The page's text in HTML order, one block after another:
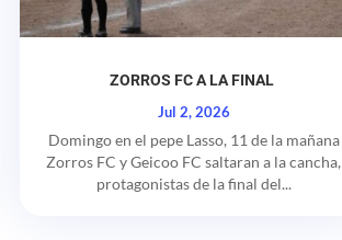
ZORROS FC A LA FINAL
Jul 2, 2026
Domingo en el pepe Lasso, 11 de la mañana
Zorros FC y Geicoo FC saltaran a la cancha,
protagonistas de la final del...